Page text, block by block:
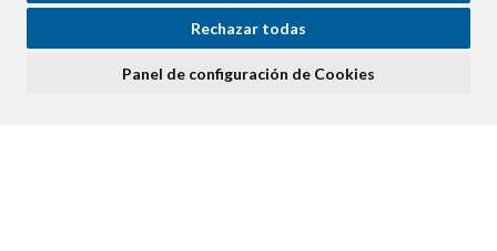
consideramos que acepta su uso. Si pulsa el botón
ninguna acción, se guardarán las cookies técnicas
Rechazar todas
Panel de configuración de Cookies